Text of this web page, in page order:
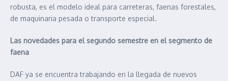
robusta, es el modelo ideal para carreteras, faenas forestales,
de maquinaria pesada o transporte especial.
Las novedades para el segundo semestre en el segmento de
faena
DAF ya se encuentra trabajando en la llegada de nuevos